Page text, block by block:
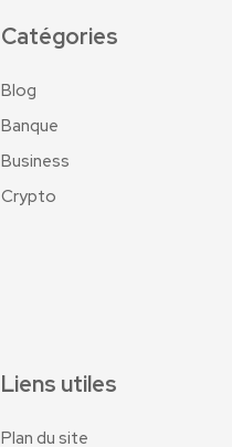
Catégories
Blog
Banque
Business
Crypto
Liens utiles
Plan du site